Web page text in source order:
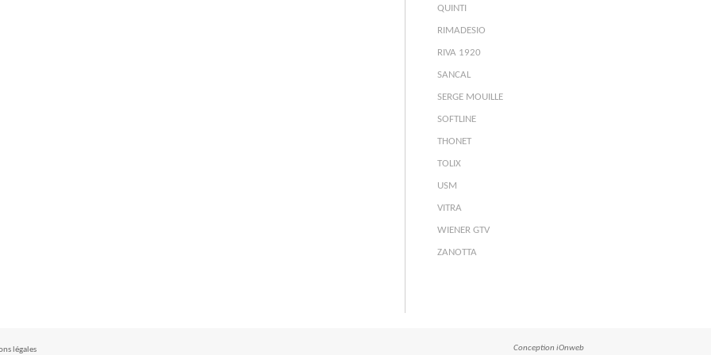
QUINTI
RIMADESIO
RIVA 1920
SANCAL
SERGE MOUILLE
SOFTLINE
THONET
TOLIX
USM
VITRA
WIENER GTV
ZANOTTA
légales Conception iOnweb